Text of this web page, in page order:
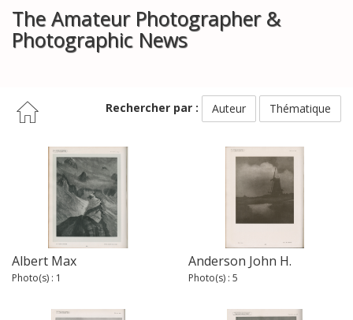
The Amateur Photographer &
Photographic News
Rechercher par : Auteur Thématique
Albert Max
Photo(s) : 1
Anderson John H.
Photo(s) : 5